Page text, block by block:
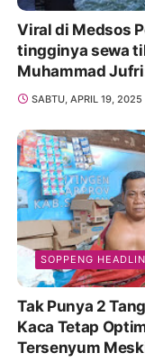
Viral di Medsos
tingginya sewa
Muhammad
Promosikan
SABTU, APRIL 19, 2025
SOPPENG
Tak Punya 2
Kaca Tetap
Tersenyum